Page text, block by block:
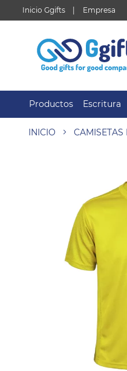
Inicio Ggifts Empresa
Productos Escritura
INICIO